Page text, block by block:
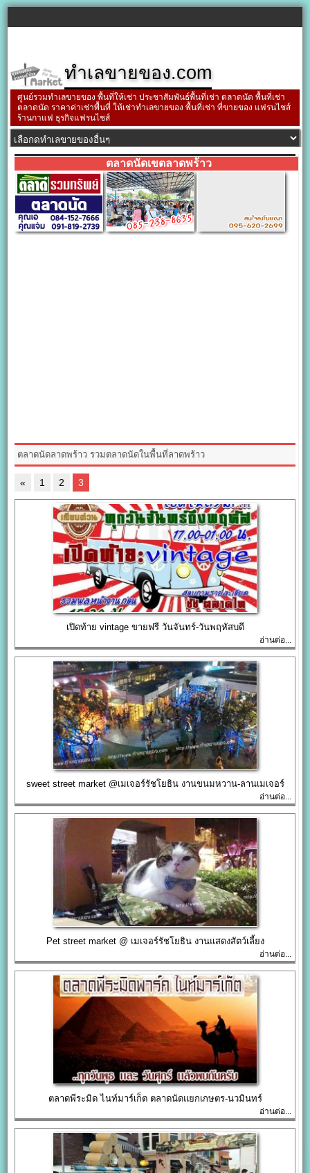
ทำเลขายของ.com
ศูนย์รวมทำเลขายของ พื้นที่ให้เช่า ประชาสัมพันธ์พื้นที่เช่า ตลาดนัด พื้นที่เช่า
ตลาดนัด ราคาค่าเช่าพื้นที่ ให้เช่าทำเลขายของ พื้นที่เช่า ที่ขายของ แฟรนไชส์
ร้านกาแฟ ธุรกิจแฟรนไชส์
ตลาดนัดเขตลาดพร้าว
ตลาดนัดลาดพร้าว รวมตลาดนัดในพื้นที่ลาดพร้าว
« 1 2 3
เปิดท้าย vintage ขายฟรี วันจันทร์-วันพฤหัสบดี
อ่านต่อ...
sweet street market @เมเจอร์รัชโยธิน งานขนมหวาน-ลานเมเจอร์
อ่านต่อ...
Pet street market @ เมเจอร์รัชโยธิน งานแสดงสัตว์เลี้ยง
อ่านต่อ...
ตลาดพีระมิด ไนท์มาร์เก็ต ตลาดนัดแยกเกษตร-นวมินทร์
อ่านต่อ...